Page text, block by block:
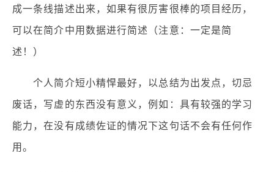
成一条线描述出来，如果有很厉害很棒的项目经历，
可以在简介中用数据进行简述（注意：一定是简
述！）
个人简介短小精悍最好，以总结为出发点，切忌
废话，写虚的东西没有意义，例如：具有较强的学习
能力，在没有成绩佐证的情况下这句话不会有任何作
用。